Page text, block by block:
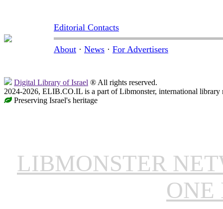
Editorial Contacts
About · News · For Advertisers
Digital Library of Israel ® All rights reserved.
2024-2026, ELIB.CO.IL is a part of Libmonster, international library
Preserving Israel's heritage
LIBMONSTER
ONE